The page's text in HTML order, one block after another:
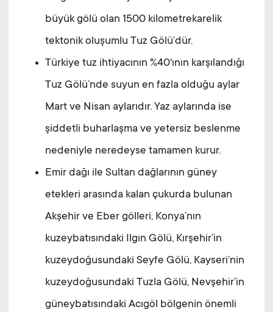
büyük gölü olan 1500 kilometrekarelik
tektonik oluşumlu Tuz Gölü’dür.
Türkiye tuz ihtiyacının %40'ının karşılandığı
Tuz Gölü’nde suyun en fazla olduğu aylar
Mart ve Nisan aylarıdır. Yaz aylarında ise
şiddetli buharlaşma ve yetersiz beslenme
nedeniyle neredeyse tamamen kurur.
Emir dağı ile Sultan dağlarının güney
etekleri arasında kalan çukurda bulunan
Akşehir ve Eber gölleri, Konya’nın
kuzeybatısındaki Ilgın Gölü, Kırşehir’in
kuzeydoğusundaki Seyfe Gölü, Kayseri’nin
kuzeydoğusundaki Tuzla Gölü, Nevşehir’in
güneybatısındaki Acıgöl bölgenin önemli